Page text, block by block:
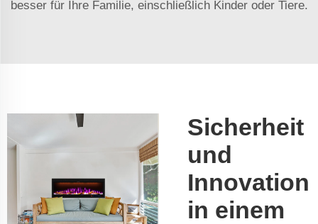
besser für Ihre Familie, einschließlich Kinder oder Tiere.
Sicherheit
und
Innovation
in einem